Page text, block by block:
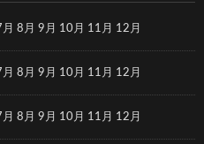
月 8月 9月 10月 11月 12月
月 8月 9月 10月 11月 12月
月 8月 9月 10月 11月 12月